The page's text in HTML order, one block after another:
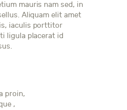
mauris nam sed, in
Aliquam elit amet
iaculis porttitor
ligula placerat id
proin,
,